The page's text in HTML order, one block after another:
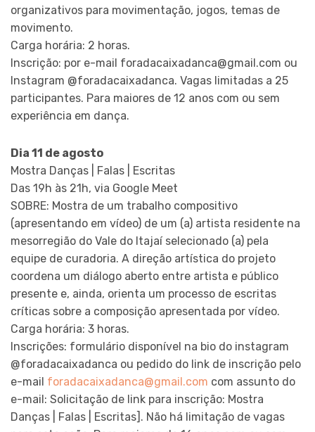
organizativos para movimentação, jogos, temas de
movimento.
Carga horária: 2 horas.
Inscrição: por e-mail foradacaixadanca@gmail.com ou
Instagram @foradacaixadanca. Vagas limitadas a 25
participantes. Para maiores de 12 anos com ou sem
experiência em dança.
Dia 11 de agosto
Mostra Danças | Falas | Escritas
Das 19h às 21h, via Google Meet
SOBRE: Mostra de um trabalho compositivo
(apresentando em vídeo) de um (a) artista residente na
mesorregião do Vale do Itajaí selecionado (a) pela
equipe de curadoria. A direção artística do projeto
coordena um diálogo aberto entre artista e público
presente e, ainda, orienta um processo de escritas
críticas sobre a composição apresentada por vídeo.
Carga horária: 3 horas.
Inscrições: formulário disponível na bio do instagram
@foradacaixadanca ou pedido do link de inscrição pelo
e-mail foradacaixadanca@gmail.com com assunto do
e-mail: Solicitação de link para inscrição: Mostra
Danças | Falas | Escritas]. Não há limitação de vagas